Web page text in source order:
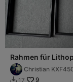
Rahmen für
Christian
 17 9